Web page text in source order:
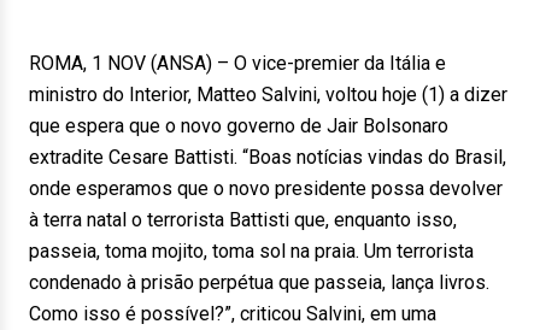
ROMA, 1 NOV (ANSA) – O vice-premier da Itália e
ministro do Interior, Matteo Salvini, voltou hoje (1) a dizer
que espera que o novo governo de Jair Bolsonaro
extradite Cesare Battisti. “Boas notícias vindas do Brasil,
onde esperamos que o novo presidente possa devolver
à terra natal o terrorista Battisti que, enquanto isso,
passeia, toma mojito, toma sol na praia. Um terrorista
condenado à prisão perpétua que passeia, lança livros.
Como isso é possível?”, criticou Salvini, em uma